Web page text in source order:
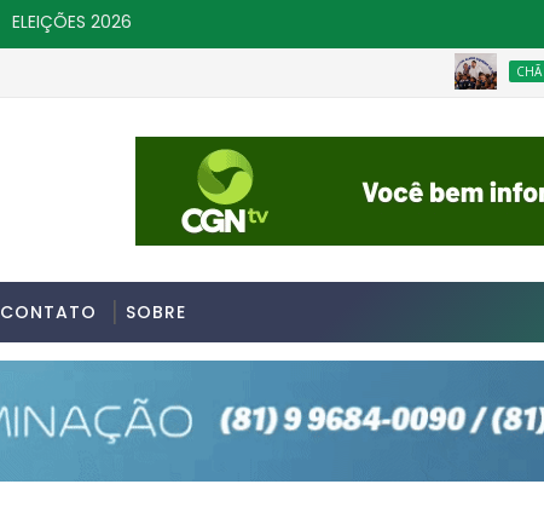
ELEIÇÕES 2026
CHÃ GRANDE
CONTATO SOBRE